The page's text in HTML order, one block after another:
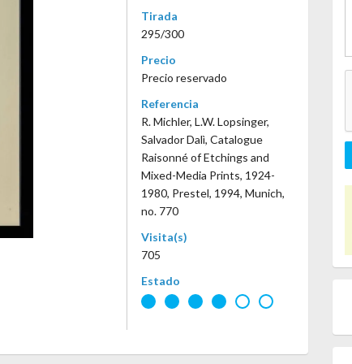
Tirada
295/300
Precio
Precio reservado
Referencia
R. Michler, L.W. Lopsinger,
Salvador Dalì, Catalogue
Raisonné of Etchings and
Mixed-Media Prints, 1924-
1980, Prestel, 1994, Munich,
no. 770
Visita(s)
705
Estado